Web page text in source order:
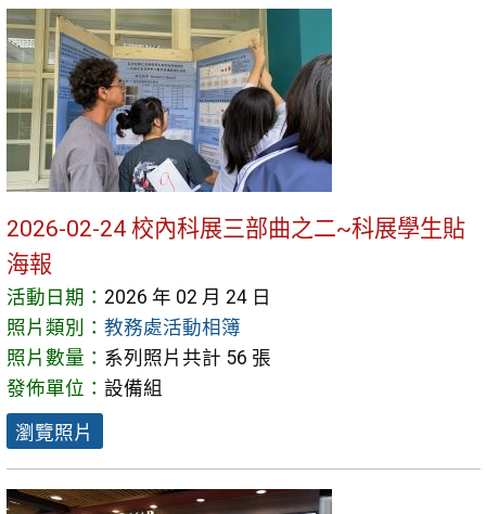
2026-02-24 校內科展三部曲之二~科展學生貼
海報
活動日期： 2026 年 02 月 24 日
照片類別： 教務處活動相簿
照片數量： 系列照片共計 56 張
發佈單位： 設備組
瀏覽照片